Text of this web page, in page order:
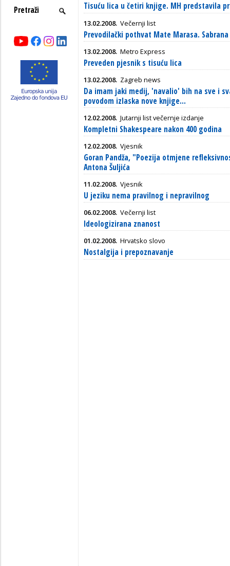
Tisuću lica u četiri knjige. MH predstavila
13.02.2008. Večernji list
Prevodilački pothvat Mate Marasa.
13.02.2008. Metro Express
Preveden pjesnik s tisuću lica
13.02.2008. Zagreb news
Da imam jaki medij, 'navalio' bih na sve i
povodom izlaska nove knjige...
12.02.2008. Jutarnji list večernje izdanje
Kompletni Shakespeare nakon 400 godina
12.02.2008. Vjesnik
Goran Pandža, "Poezija otmjene
Antona Šuljića
11.02.2008. Vjesnik
U jeziku nema pravilnog i nepravilnog
06.02.2008. Večernji list
Ideologizirana znanost
01.02.2008. Hrvatsko slovo
Nostalgija i prepoznavanje